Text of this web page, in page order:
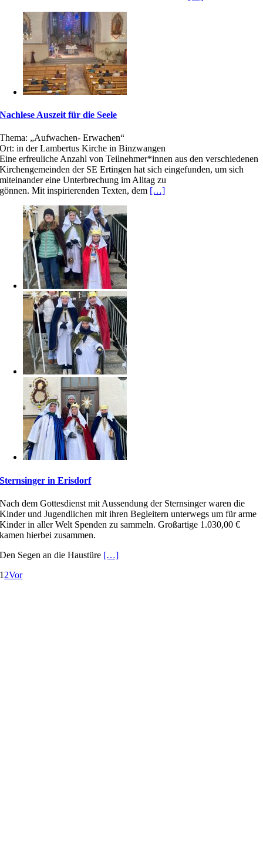
Nachlese Auszeit für die Seele
Thema: „Aufwachen- Erwachen“
Ort: in der Lambertus Kirche in Binzwangen
Eine erfreuliche Anzahl von Teilnehmer*innen aus den verschiedenen
Kirchengemeinden der SE Ertingen hat sich eingefunden, um sich
miteinander eine Unterbrechung im Alltag zu
gönnen. Mit inspirierenden Texten, dem […]
Sternsinger in Erisdorf
Nach dem Gottesdienst mit Aussendung der Sternsinger waren die
Kinder und Jugendlichen mit ihren Begleitern unterwegs um für arme
Kinder in aller Welt Spenden zu sammeln. Großartige 1.030,00 €
kamen hierbei zusammen.
Den Segen an die Haustüre […]
1 2Vor